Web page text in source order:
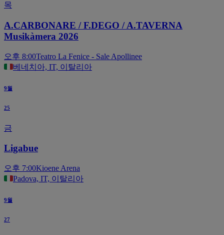
목
A.CARBONARE / F.DEGO / A.TAVERNA
Musikàmera 2026
오후 8:00Teatro La Fenice - Sale Apollinee
베네치아, IT, 이탈리아
9월
25
금
Ligabue
오후 7:00Kioene Arena
Padova, IT, 이탈리아
9월
27